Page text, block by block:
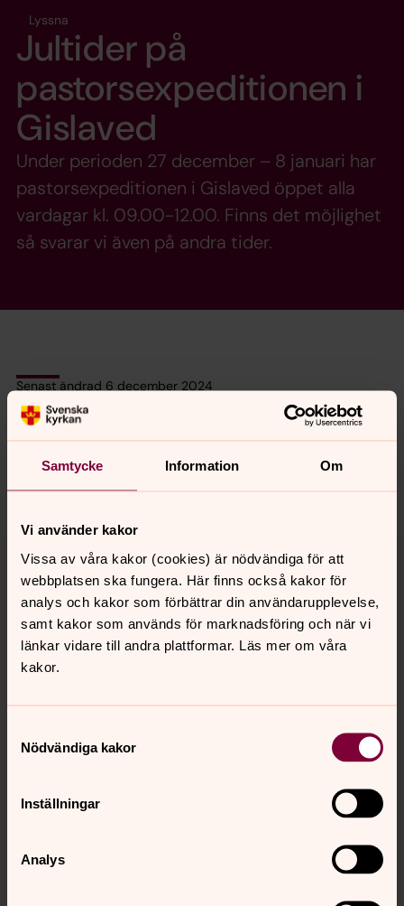
Samtycke Information Om
Vi använder kakor
Vissa av våra kakor (cookies) är nödvändiga för att
webbplatsen ska fungera. Här finns också kakor för
analys och kakor som förbättrar din användarupplevelse,
samt kakor som används för marknadsföring och när vi
länkar vidare till andra plattformar. Läs mer om våra
kakor.
Nödvändiga kakor
Inställningar
Analys
Lyssna
Jultider på
pastorsexpeditionen i
Gislaved
Under perioden 27 december – 8 januari har
pastorsexpeditionen i Gislaved öppet alla
vardagar kl. 09.00-12.00. Finns det möjlighet
så svarar vi även på andra tider.
Senast ändrad 6 december 2024
Synpunkter eller frågor på sidans
innehåll?
Dela
Kontakt
Kalender